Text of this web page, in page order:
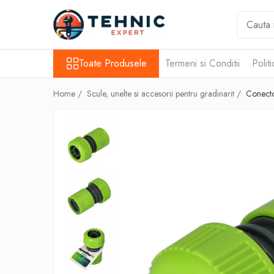
Toate Produsele
Accesorii pentru scule electrice
Alte accesorii pentru scule
Biti, prelungitoare si accesorii
Mixere pentru material
Benzi anti-alunecare
Toate Produsele Termeni si Conditii
Home / Scule, unelte si accesorii pentru gradinarit /